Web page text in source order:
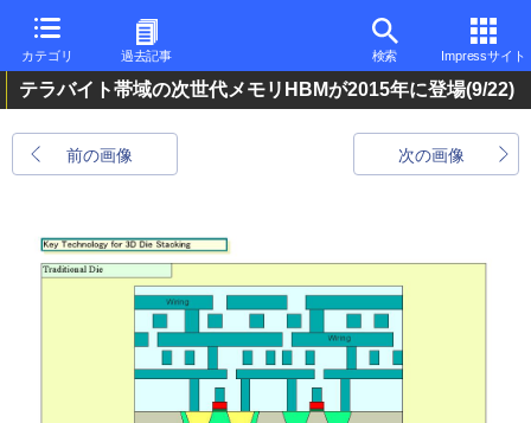
カテゴリ 過去記事 検索 Impressサイト
テラバイト帯域の次世代メモリHBMが2015年に登場(9/22)
前の画像 次の画像